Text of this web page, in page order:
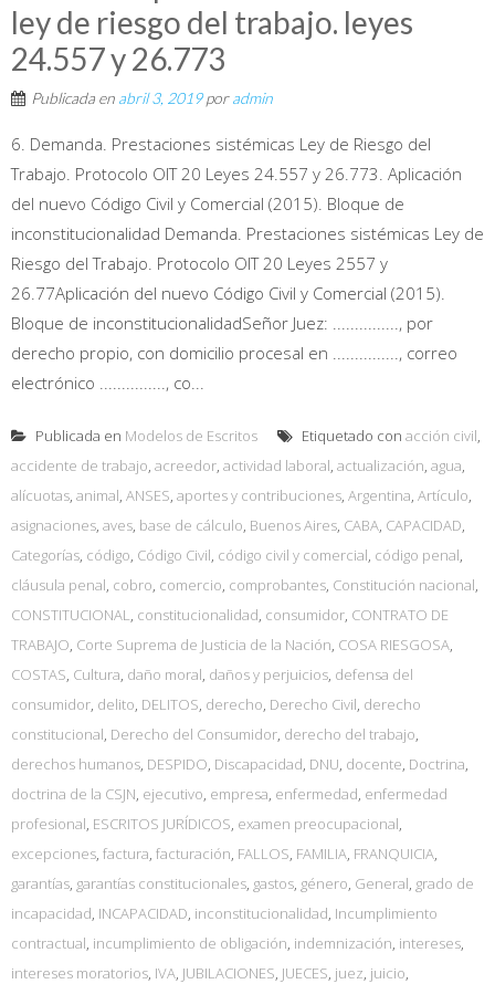
ley de riesgo del trabajo. leyes
24.557 y 26.773
Publicada en abril 3, 2019poradmin
6. Demanda. Prestaciones sistémicas Ley de Riesgo del
Trabajo. Protocolo OIT 20 Leyes 24.557 y 26.773. Aplicación
del nuevo Código Civil y Comercial (2015). Bloque de
inconstitucionalidad Demanda. Prestaciones sistémicas Ley de
Riesgo del Trabajo. Protocolo OIT 20 Leyes 2557 y
26.77Aplicación del nuevo Código Civil y Comercial (2015).
Bloque de inconstitucionalidadSeñor Juez: ..............., por
derecho propio, con domicilio procesal en ..............., correo
electrónico ..............., co...
Publicada en Modelos de Escritos Etiquetado con acción civil,
accidente de trabajo, acreedor, actividad laboral, actualización, agua,
alícuotas, animal, ANSES, aportes y contribuciones, Argentina, Artículo,
asignaciones, aves, base de cálculo, Buenos Aires, CABA, CAPACIDAD,
Categorías, código, Código Civil, código civil y comercial, código penal,
cláusula penal, cobro, comercio, comprobantes, Constitución nacional,
CONSTITUCIONAL, constitucionalidad, consumidor, CONTRATO DE
TRABAJO, Corte Suprema de Justicia de la Nación, COSA RIESGOSA,
COSTAS, Cultura, daño moral, daños y perjuicios, defensa del
consumidor, delito, DELITOS, derecho, Derecho Civil, derecho
constitucional, Derecho del Consumidor, derecho del trabajo,
derechos humanos, DESPIDO, Discapacidad, DNU, docente, Doctrina,
doctrina de la CSJN, ejecutivo, empresa, enfermedad, enfermedad
profesional, ESCRITOS JURÍDICOS, examen preocupacional,
excepciones, factura, facturación, FALLOS, FAMILIA, FRANQUICIA,
garantías, garantías constitucionales, gastos, género, General, grado de
incapacidad, INCAPACIDAD, inconstitucionalidad, Incumplimiento
contractual, incumplimiento de obligación, indemnización, intereses,
intereses moratorios, IVA, JUBILACIONES, JUECES, juez, juicio,